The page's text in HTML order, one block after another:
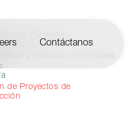
Contáctanos
m²
Retail y Centros Comerciales
de Proyectos de